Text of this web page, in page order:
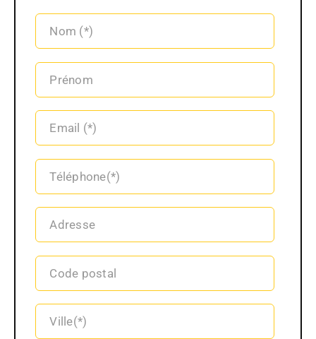
Nom (*)
Prénom
Email (*)
Téléphone(*)
Adresse
Code postal
Ville(*)